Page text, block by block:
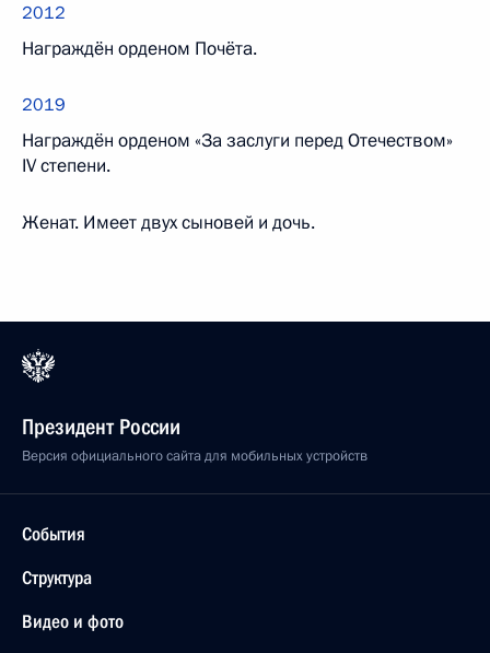
2012
Награждён орденом Почёта.
2019
Награждён орденом «За заслуги перед Отечеством»
IV степени.
Женат. Имеет двух сыновей и дочь.
Президент России
Версия официального сайта для мобильных устройств
События
Структура
Видео и фото